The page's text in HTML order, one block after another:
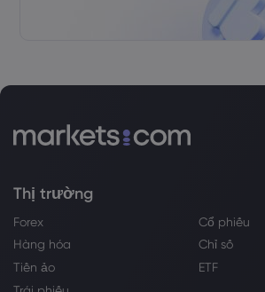
Thị trường
Forex
Cổ phiếu
Hàng hóa
Chỉ số
Tiền ảo
ETF